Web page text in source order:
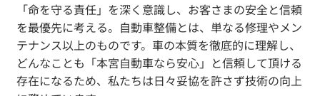
「命を守る責任」を深く意識し、お客さまの安全と信頼
を最優先に考える。自動車整備とは、単なる修理やメン
テナンス以上のものです。車の本質を徹底的に理解し、
どんなことも「本宮自動車なら安心」と信頼して頂ける
存在になるため、私たちは日々妥協を許さず技術の向上